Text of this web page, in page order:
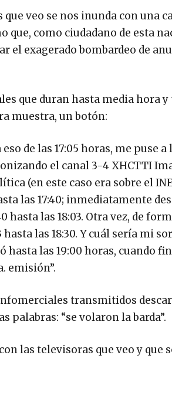
veo se nos inunda con una
que, como ciudadano de esta
exagerado bombardeo de
que duran hasta media hora
muestra, un botón:
de las 17:05 horas, me puse
el canal 3-4 XHCTTI
(en este caso era sobre el
las 17:40; inmediatamente
hasta las 18:03. Otra vez, de
hasta las 18:30. Y cuál sería mi
hasta las 19:00 horas,
emisión”.
transmitidos
palabras: “se volaron la barda”.
las televisoras que veo y que